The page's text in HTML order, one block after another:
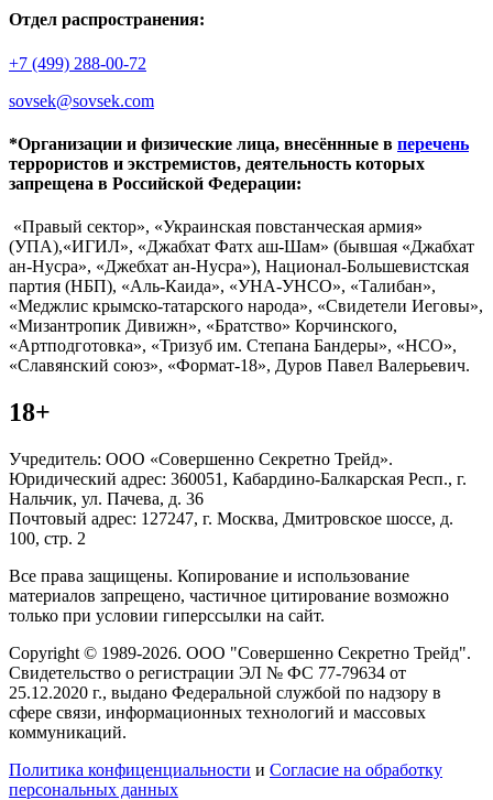
Отдел распространения:
+7 (499) 288-00-72
sovsek@sovsek.com
*Организации и физические лица, внесённные в перечень
террористов и экстремистов, деятельность которых
запрещена в Российской Федерации:
«Правый сектор», «Украинская повстанческая армия»
(УПА),«ИГИЛ», «Джабхат Фатх аш-Шам» (бывшая «Джабхат
ан-Нусра», «Джебхат ан-Нусра»), Национал-Большевистская
партия (НБП), «Аль-Каида», «УНА-УНСО», «Талибан»,
«Меджлис крымско-татарского народа», «Свидетели Иеговы»,
«Мизантропик Дивижн», «Братство» Корчинского,
«Артподготовка», «Тризуб им. Степана Бандеры», «НСО»,
«Славянский союз», «Формат-18», Дуров Павел Валерьевич.
18+
Учредитель: ООО «Совершенно Секретно Трейд».
Юридический адрес: 360051, Кабардино-Балкарская Респ., г.
Нальчик, ул. Пачева, д. 36
Почтовый адрес: 127247, г. Москва, Дмитровское шоссе, д.
100, стр. 2
Все права защищены. Копирование и использование
материалов запрещено, частичное цитирование возможно
только при условии гиперссылки на сайт.
Copyright © 1989-2026. ООО "Совершенно Секретно Трейд".
Свидетельство о регистрации ЭЛ № ФС 77-79634 от
25.12.2020 г., выдано Федеральной службой по надзору в
сфере связи, информационных технологий и массовых
коммуникаций.
Политика конфиценциальности и Согласие на обработку
персональных данных